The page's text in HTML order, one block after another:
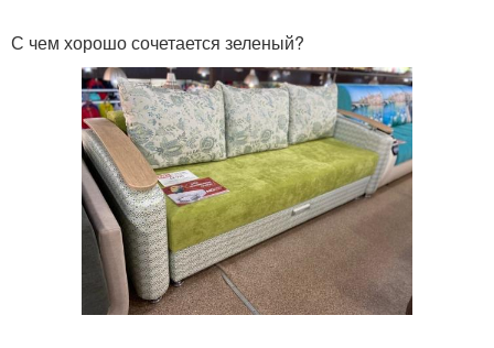
С чем хорошо сочетается зеленый?